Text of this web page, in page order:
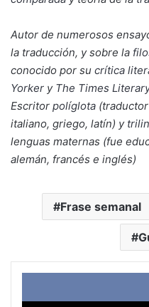
Autor de numerosos
la traducción, y sobre la
conocido por su crítica
Yorker y The Times
Escritor políglota
italiano, griego, latín) y
lenguas maternas (fue
alemán, francés e inglés)
Frase semanal